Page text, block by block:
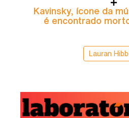
Kavinsky, ícone da
é encontrado
Lauran